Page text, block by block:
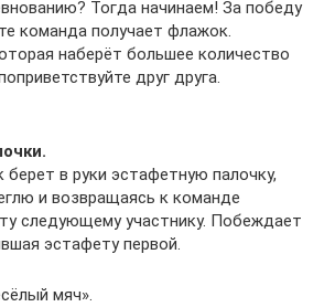
Тогда начинаем! За победу
команда получает флажок.
наберёт большее количество
друг друга.
берет в руки эстафетную палочку,
и возвращаясь к команде
следующему участнику. Побеждает
эстафету первой.
мяч».